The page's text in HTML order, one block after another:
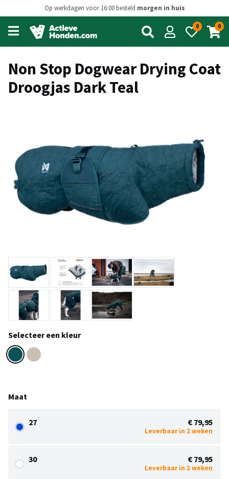
Op werkdagen voor 16:00 besteld morgen in huis
Open
main
menu
0 0
Non Stop Dogwear Drying Coat
Droogjas Dark Teal
Selecteer een kleur
Maat
27 € 79,95
Leverbaar in 2 weken
30 € 79,95
Leverbaar in 2 weken